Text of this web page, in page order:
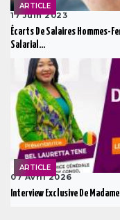
ARTICLE
17 Juin 2023
Écarts De Salaires Hommes-
Salarial...
ARTICLE
07 Avril 2026
Interview Exclusive De